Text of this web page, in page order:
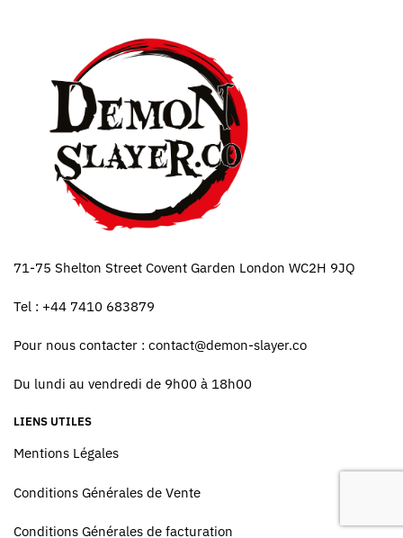
71-75 Shelton Street Covent Garden London WC2H 9JQ
Tel : +44 7410 683879
Pour nous contacter : contact@demon-slayer.co
Du lundi au vendredi de 9h00 à 18h00
LIENS UTILES
Mentions Légales
Conditions Générales de Vente
Conditions Générales de facturation